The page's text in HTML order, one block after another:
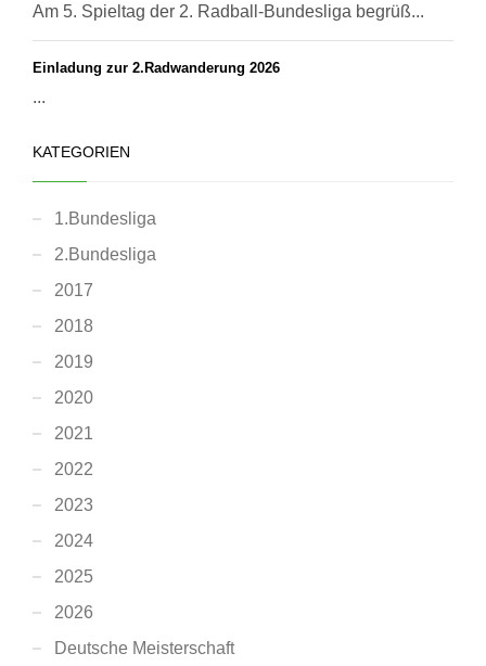
Am 5. Spieltag der 2. Radball-Bundesliga begrüß...
Einladung zur 2.Radwanderung 2026
...
KATEGORIEN
1.Bundesliga
2.Bundesliga
2017
2018
2019
2020
2021
2022
2023
2024
2025
2026
Deutsche Meisterschaft